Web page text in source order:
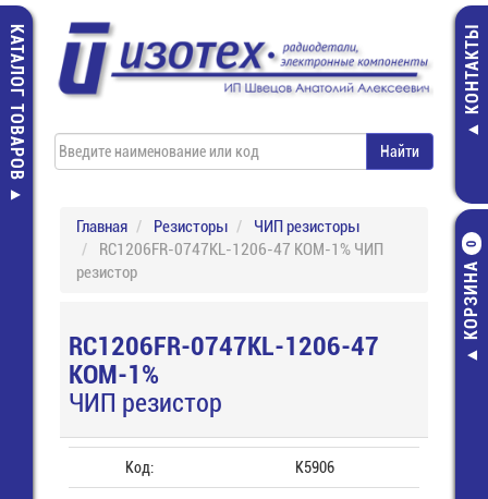
КАТАЛОГ ТОВАРОВ КОНТАКТЫ
КОРЗИНА
0
Главная Резисторы
ЧИП резисторы
RC1206FR-0747KL-1206-47 КОМ-1% ЧИП
резистор
RC1206FR-0747KL-1206-47
КОМ-1%
ЧИП резистор
Код: К5906